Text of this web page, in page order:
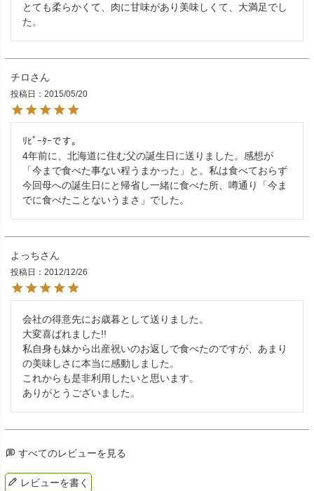
とても柔らかくて、肉に甘味があり美味しくて、大満足でし
た。
チロ
投稿日 2015/05/20
ﾘﾋﾟｰﾀｰです。
4年前に、北海道に住む父の誕生日に送りました。感想が
「今まで食べた事ない程うまかった」と。私は食べておらず
今回母への誕生日にと帰省し一緒に食べた所、噂通り「今ま
でに食べたことないうまさ」でした。
よっち
投稿日 2012/12/26
会社の得意先にお歳暮として送りました。
大変喜ばれました!!
私自身も妹から出産祝いのお返しで食べたのですが、あまり
の美味しさに本当に感動しました。
これからも是非利用したいと思います。
ありがとうございました。
すべてのレビューを見る
レビューを書く